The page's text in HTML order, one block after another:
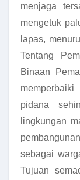
menjaga
mengetuk
lapas,
Tentang
Binaan
pidana
lingkungan
sebagai
Tujuan